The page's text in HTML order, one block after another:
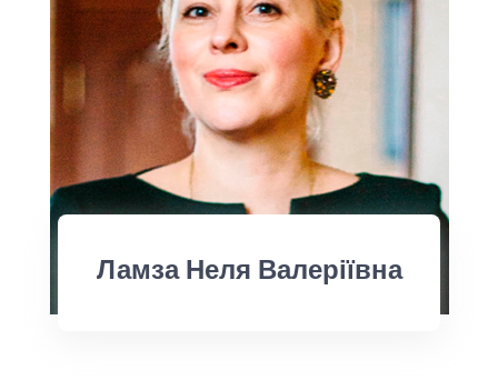
Ламза Неля Валеріївна